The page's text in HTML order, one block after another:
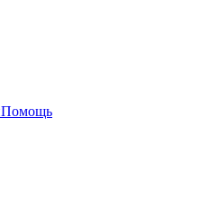
Помощь